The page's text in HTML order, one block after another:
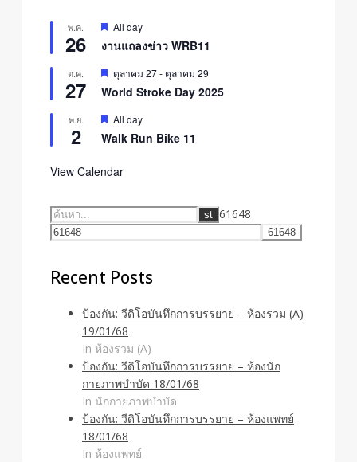
พ.ค.
26
Featured
All day
งานแถลงข่าว WRB11
ต.ค.
27
Featured
ตุลาคม 27-ตุลาคม 29
World Stroke Day 2025
พ.ย.
2
Featured
All day
Walk Run Bike 11
View Calendar
61648
Recent Posts
ป้องกัน: วีดิโอบันทึกการบรรยาย – ห้องรวม (A)
19/01/68
In ห้องรวม (A)
ป้องกัน: วีดิโอบันทึกการบรรยาย – ห้องนัก
กายภาพบำบัด 18/01/68
In นักกายภาพบำบัด
ป้องกัน: วีดิโอบันทึกการบรรยาย – ห้องแพทย์
18/01/68
In ห้องแพทย์